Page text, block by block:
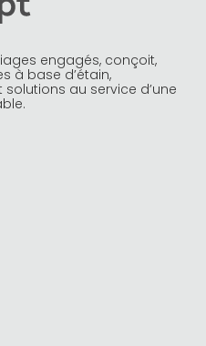
engagés, conçoit,
à base d’étain,
au service d’une